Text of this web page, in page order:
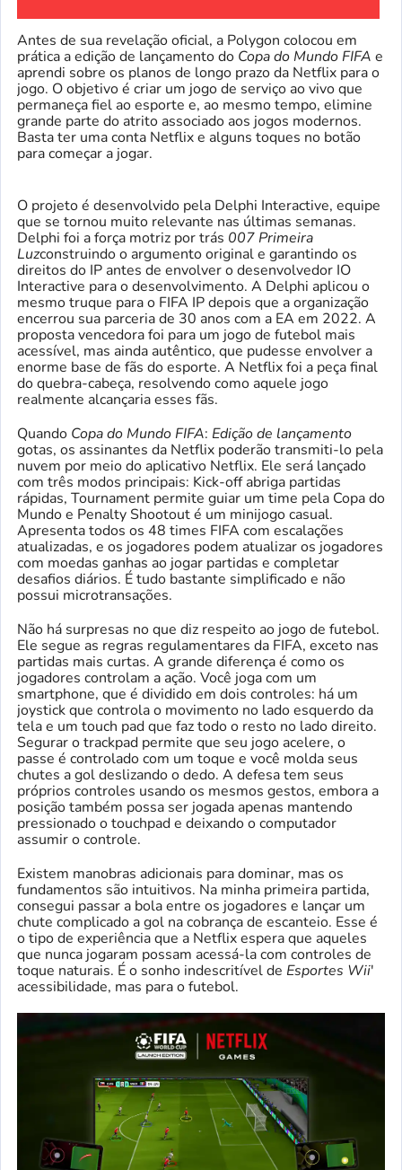
Antes de sua revelação oficial, a Polygon colocou em
prática a edição de lançamento do Copa do Mundo FIFA e
aprendi sobre os planos de longo prazo da Netflix para o
jogo. O objetivo é criar um jogo de serviço ao vivo que
permaneça fiel ao esporte e, ao mesmo tempo, elimine
grande parte do atrito associado aos jogos modernos.
Basta ter uma conta Netflix e alguns toques no botão
para começar a jogar.
O projeto é desenvolvido pela Delphi Interactive, equipe
que se tornou muito relevante nas últimas semanas.
Delphi foi a força motriz por trás 007 Primeira
Luzconstruindo o argumento original e garantindo os
direitos do IP antes de envolver o desenvolvedor IO
Interactive para o desenvolvimento. A Delphi aplicou o
mesmo truque para o FIFA IP depois que a organização
encerrou sua parceria de 30 anos com a EA em 2022. A
proposta vencedora foi para um jogo de futebol mais
acessível, mas ainda autêntico, que pudesse envolver a
enorme base de fãs do esporte. A Netflix foi a peça final
do quebra-cabeça, resolvendo como aquele jogo
realmente alcançaria esses fãs.
Quando Copa do Mundo FIFA: Edição de lançamento
gotas, os assinantes da Netflix poderão transmiti-lo pela
nuvem por meio do aplicativo Netflix. Ele será lançado
com três modos principais: Kick-off abriga partidas
rápidas, Tournament permite guiar um time pela Copa do
Mundo e Penalty Shootout é um minijogo casual.
Apresenta todos os 48 times FIFA com escalações
atualizadas, e os jogadores podem atualizar os jogadores
com moedas ganhas ao jogar partidas e completar
desafios diários. É tudo bastante simplificado e não
possui microtransações.
Não há surpresas no que diz respeito ao jogo de futebol.
Ele segue as regras regulamentares da FIFA, exceto nas
partidas mais curtas. A grande diferença é como os
jogadores controlam a ação. Você joga com um
smartphone, que é dividido em dois controles: há um
joystick que controla o movimento no lado esquerdo da
tela e um touch pad que faz todo o resto no lado direito.
Segurar o trackpad permite que seu jogo acelere, o
passe é controlado com um toque e você molda seus
chutes a gol deslizando o dedo. A defesa tem seus
próprios controles usando os mesmos gestos, embora a
posição também possa ser jogada apenas mantendo
pressionado o touchpad e deixando o computador
assumir o controle.
Existem manobras adicionais para dominar, mas os
fundamentos são intuitivos. Na minha primeira partida,
consegui passar a bola entre os jogadores e lançar um
chute complicado a gol na cobrança de escanteio. Esse é
o tipo de experiência que a Netflix espera que aqueles
que nunca jogaram possam acessá-la com controles de
toque naturais. É o sonho indescritível de Esportes Wii'
acessibilidade, mas para o futebol.